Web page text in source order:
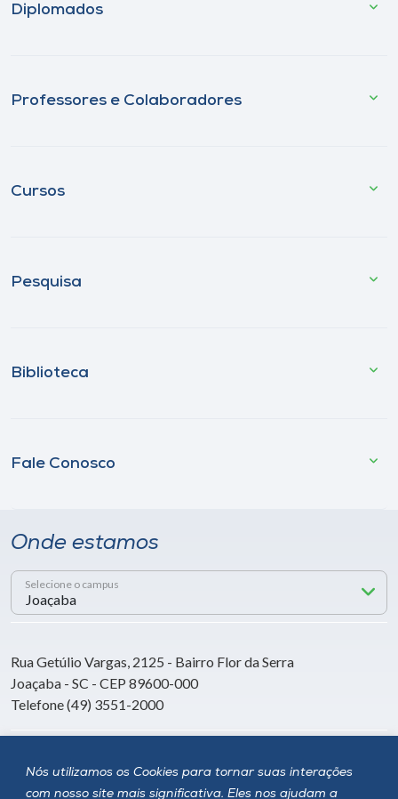
Nós utilizamos os Cookies para tornar suas interações
com nosso site mais significativa. Eles nos ajudam a
Diplomados
Professores e Colaboradores
Cursos
Pesquisa
Biblioteca
Fale Conosco
Onde estamos
Selecione o campus
Rua Getúlio Vargas, 2125 - Bairro Flor da Serra
Joaçaba - SC - CEP 89600-000
Telefone (49) 3551-2000
Siga a Unoesc